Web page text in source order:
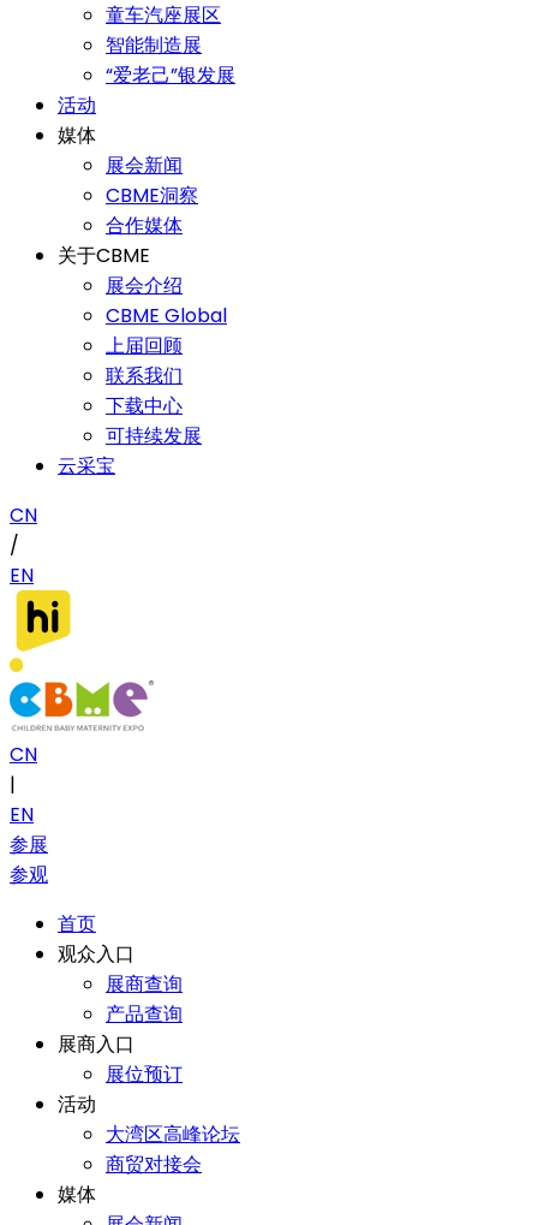
童车汽座展区
智能制造展
“爱老己”银发展
活动
媒体
展会新闻
CBME洞察
合作媒体
关于CBME
展会介绍
CBME Global
上届回顾
联系我们
下载中心
可持续发展
云采宝
CN
/
EN
CN
|
EN
参展
参观
首页
观众入口
展商查询
产品查询
展商入口
展位预订
活动
大湾区高峰论坛
商贸对接会
媒体